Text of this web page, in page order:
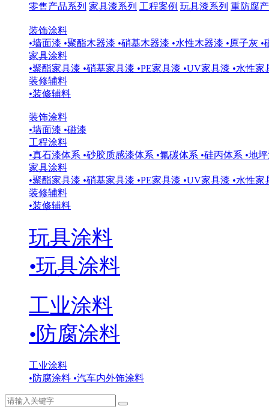
零售产品系列 家具漆系列 工程案例 玩具漆系列 重防腐
装饰涂料
•墙面漆 •聚酯木器漆 •硝基木器漆 •水性木器漆 •原子灰 •
家具涂料
•聚酯家具漆 •硝基家具漆 •PE家具漆 •UV家具漆 •水性家
装修辅料
•装修辅料
装饰涂料
•墙面漆 •磁漆
工程涂料
•真石漆体系 •砂胶质感漆体系 •氟碳体系 •硅丙体系 •地
家具涂料
•聚酯家具漆 •硝基家具漆 •PE家具漆 •UV家具漆 •水性家
装修辅料
•装修辅料
玩具涂料
•玩具涂料
工业涂料
•防腐涂料
工业涂料
•防腐涂料 •汽车内外饰涂料